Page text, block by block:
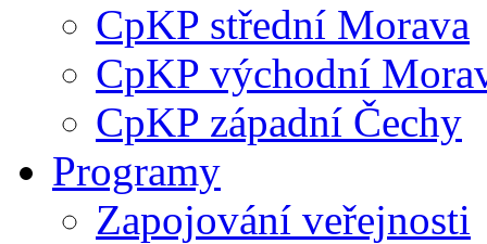
CpKP střední Morava
CpKP východní
CpKP západní Čechy
Programy
Zapojování veřejnosti